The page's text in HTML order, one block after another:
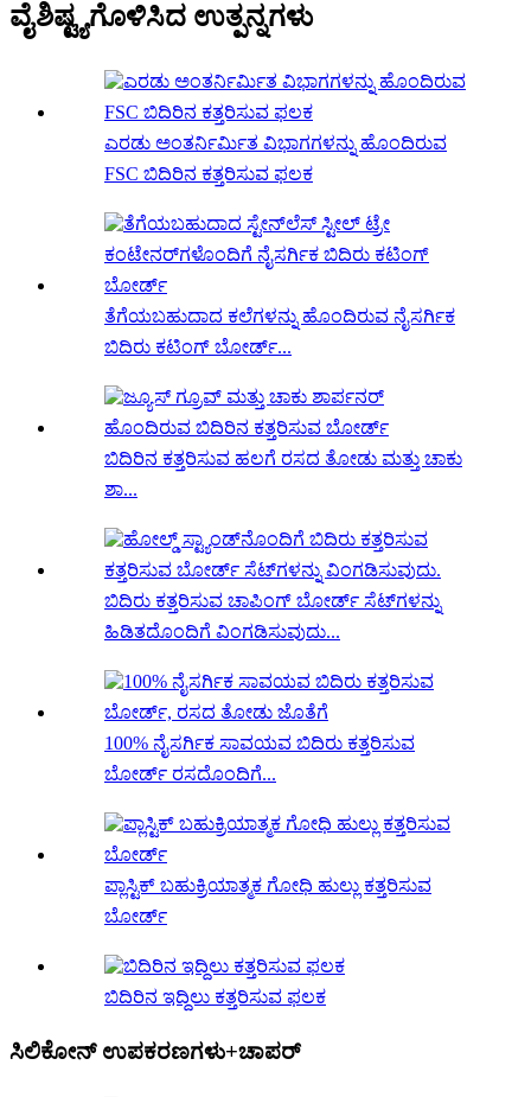
ವೈಶಿಷ್ಟ್ಯಗೊಳಿಸಿದ ಉತ್ಪನ್ನಗಳು
ಎರಡು ಅಂತರ್ನಿರ್ಮಿತ ವಿಭಾಗಗಳನ್ನು ಹೊಂದಿರುವ
FSC ಬಿದಿರಿನ ಕತ್ತರಿಸುವ ಫಲಕ
ತೆಗೆಯಬಹುದಾದ ಕಲೆಗಳನ್ನು ಹೊಂದಿರುವ ನೈಸರ್ಗಿಕ
ಬಿದಿರು ಕಟಿಂಗ್ ಬೋರ್ಡ್...
ಬಿದಿರಿನ ಕತ್ತರಿಸುವ ಹಲಗೆ ರಸದ ತೋಡು ಮತ್ತು ಚಾಕು
ಶಾ...
ಬಿದಿರು ಕತ್ತರಿಸುವ ಚಾಪಿಂಗ್ ಬೋರ್ಡ್ ಸೆಟ್‌ಗಳನ್ನು
ಹಿಡಿತದೊಂದಿಗೆ ವಿಂಗಡಿಸುವುದು...
100% ನೈಸರ್ಗಿಕ ಸಾವಯವ ಬಿದಿರು ಕತ್ತರಿಸುವ
ಬೋರ್ಡ್ ರಸದೊಂದಿಗೆ...
ಪ್ಲಾಸ್ಟಿಕ್ ಬಹುಕ್ರಿಯಾತ್ಮಕ ಗೋಧಿ ಹುಲ್ಲು ಕತ್ತರಿಸುವ
ಬೋರ್ಡ್
ಬಿದಿರಿನ ಇದ್ದಿಲು ಕತ್ತರಿಸುವ ಫಲಕ
ಸಿಲಿಕೋನ್ ಉಪಕರಣಗಳು+ಚಾಪರ್